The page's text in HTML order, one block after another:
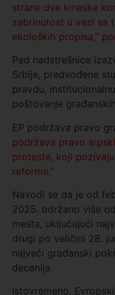
strane dve kineske
zabrinutost u vezi sa
ekoloških propisa,”
Pad nadstrešnice
Srbije, predvođene
pravdu,
poštovanje
EP podržava pravo
podržava pravo
proteste, koji
reforme.”
Navodi se da je od
2025. održano više
mesta, uključujući
drugi po veličini 28.
najveći građanski
decenija.
Istovremeno,